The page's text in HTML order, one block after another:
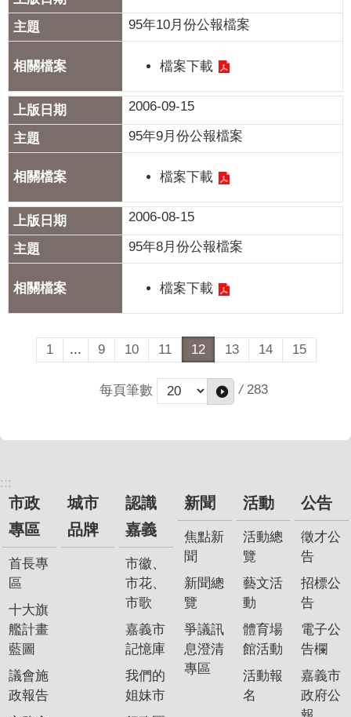
95年10月份公報檔案
檔案下載
2006-09-15
95年9月份公報檔案
檔案下載
2006-08-15
95年8月份公報檔案
檔案下載
1 ... 9 10 11 12 13 14 15
每頁筆數 / 283
:::
市政
專區
首長專
區
十大旗
艦計畫
藍圖
議會施
政報告
城市
品牌
認識
嘉義
市徽、
市花、
市歌
嘉義市
記憶庫
我們的
姐妹市
新聞
焦點新
聞
新聞總
覽
爭議訊
息澄清
專區
活動
活動總
覽
藝文活
動
體育場
館活動
活動報
名
公告
徵才公
告
招標公
告
電子公
告欄
嘉義市
政府公